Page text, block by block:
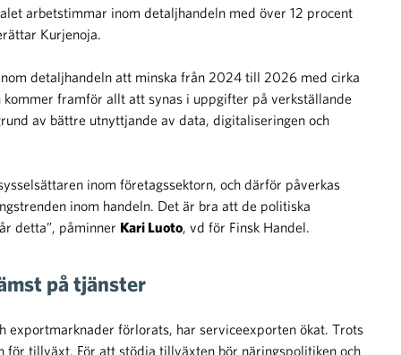
arbetstimmar inom detaljhandeln med över 12 procent
Kurjenoja.
detaljhandeln att minska från 2024 till 2026 med cirka
framför allt att synas i uppgifter på verkställande
av bättre utnyttjande av data, digitaliseringen och
inom företagssektorn, och därför påverkas
inom handeln. Det är bra att de politiska
detta”, påminner Kari Luoto , vd för Finsk Handel.
på tjänster
exportmarknader förlorats, har serviceexporten ökat. Trots
tillväxt. För att stödja tillväxten bör näringspolitiken och